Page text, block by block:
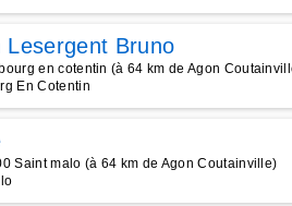
Lesergent Bruno
en cotentin (à 64 km de Agon
En Cotentin
Saint malo (à 64 km de Agon Coutainville)